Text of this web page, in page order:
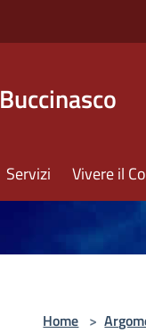
Servizi Vivere il
Home >